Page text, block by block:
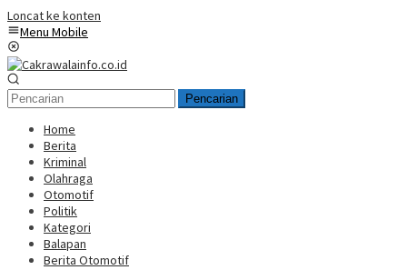
Loncat ke konten
Menu Mobile
Pencarian
Home
Berita
Kriminal
Olahraga
Otomotif
Politik
Kategori
Balapan
Berita Otomotif